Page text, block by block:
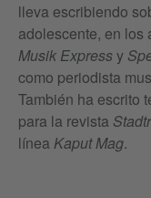
lleva escribiendo
adolescente, en los
Musik Expressy
como periodista
También ha escrito
para la revista
líneaKaput Mag.